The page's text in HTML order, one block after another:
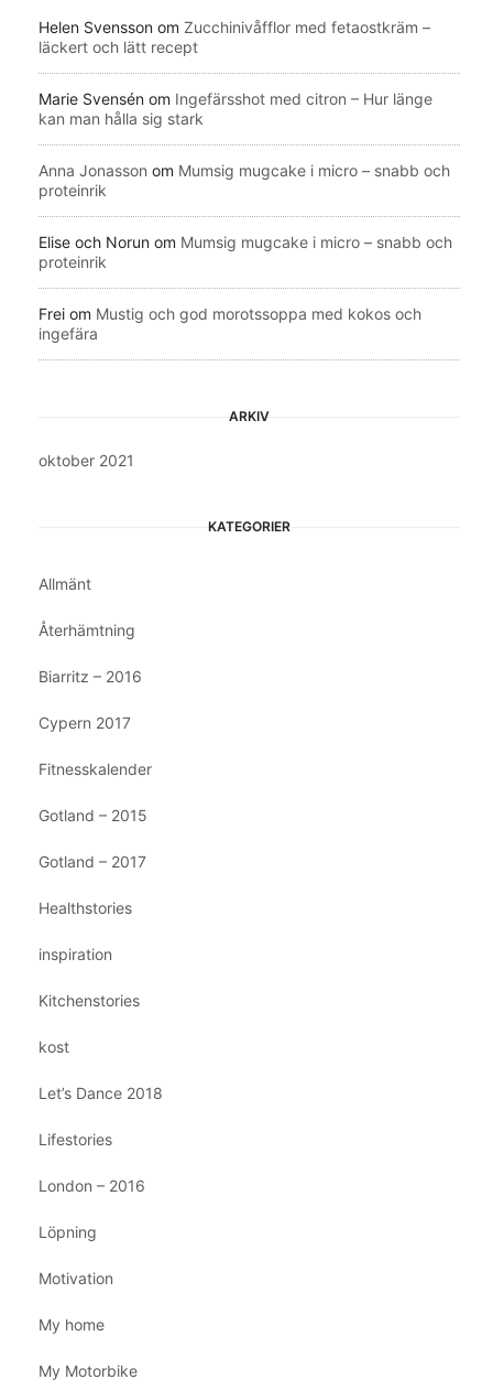
Helen Svensson om Zucchinivåfflor med fetaostkräm –
läckert och lätt recept
Marie Svensén om Ingefärsshot med citron – Hur länge
kan man hålla sig stark
Anna Jonasson om Mumsig mugcake i micro – snabb och
proteinrik
Elise och Norun om Mumsig mugcake i micro – snabb och
proteinrik
Frei om Mustig och god morotssoppa med kokos och
ingefära
ARKIV
oktober 2021
KATEGORIER
Allmänt
Återhämtning
Biarritz – 2016
Cypern 2017
Fitnesskalender
Gotland – 2015
Gotland – 2017
Healthstories
inspiration
Kitchenstories
kost
Let’s Dance 2018
Lifestories
London – 2016
Löpning
Motivation
My home
My Motorbike